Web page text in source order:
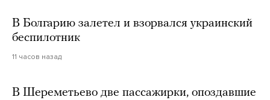
В Болгарию залетел и взорвался украинский
беспилотник
11 часов назад
В Шереметьево две пассажирки, опоздавшие